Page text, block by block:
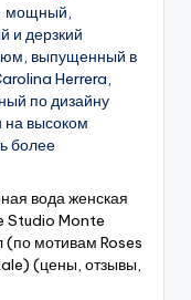
мощный,
и дерзкий
выпущенный в
Herrera,
по дизайну
высоком
более
вода женская
Studio Monte
(по мотивам Roses
(цены, отзывы,